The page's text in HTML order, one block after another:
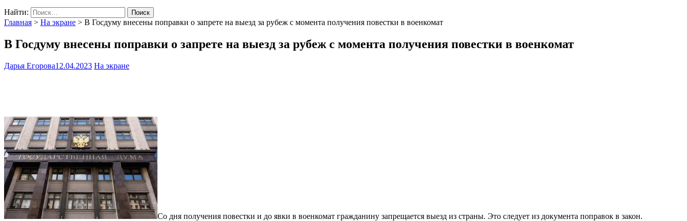
Найти:
Главная > На экране > В Госдуму внесены поправки о запрете на выезд за рубеж с момента получения повестки в военкомат
В Госдуму внесены поправки о запрете на выезд за рубеж с момента получения повестки в военкомат
Дарья Егорова12.04.2023 На экране
Со дня получения повестки и до явки в военкомат гражданину запрещается выезд из страны. Это следует из документа поправок в закон.